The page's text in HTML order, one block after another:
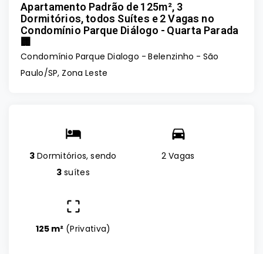
Apartamento Padrão de 125m², 3
Dormitórios, todos Suítes e 2 Vagas no
Condomínio Parque Diálogo - Quarta Parada
🏢
Condomínio Parque Dialogo -Belenzinho - São
Paulo/SP, Zona Leste
3 Dormitórios, sendo
3 suítes
2 Vagas
125 m² (Privativa)